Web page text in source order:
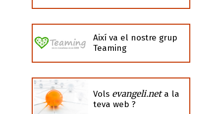
Així va el nostre grup
Teaming
Vols evangeli.neta la
teva web ?